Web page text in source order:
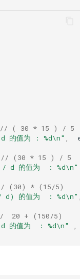
// ( 30 * 15 ) / 5
值为 : %d\n"
// (30 * 15 ) / 5
的值为  : %d\n"
(30) * (15/5)
的值为  : %d\n"
20 + (150/5)
值为  : %d\n"